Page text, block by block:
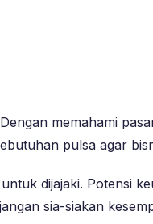
memahami
pulsa agar
dijajaki. Potensi
sia-siakan